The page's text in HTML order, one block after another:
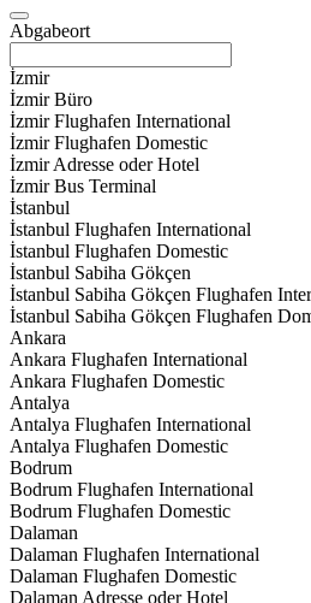
Abgabeort
İzmir
İzmir Büro
İzmir Flughafen International
İzmir Flughafen Domestic
İzmir Adresse oder Hotel
İzmir Bus Terminal
İstanbul
İstanbul Flughafen International
İstanbul Flughafen Domestic
İstanbul Sabiha Gökçen
İstanbul Sabiha Gökçen Flughafen
İstanbul Sabiha Gökçen Flughafen
Ankara
Ankara Flughafen International
Ankara Flughafen Domestic
Antalya
Antalya Flughafen International
Antalya Flughafen Domestic
Bodrum
Bodrum Flughafen International
Bodrum Flughafen Domestic
Dalaman
Dalaman Flughafen International
Dalaman Flughafen Domestic
Dalaman Adresse oder Hotel